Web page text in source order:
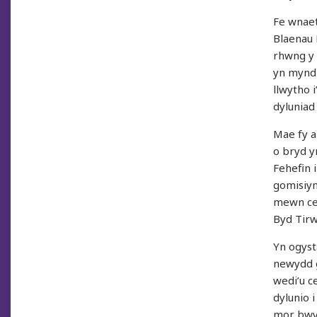
Fe
rhwng y
yn
llwytho
Mae fy
o bryd
Fehefin
mewn
Byd
Yn
newydd
wedi’u
dylunio
mor